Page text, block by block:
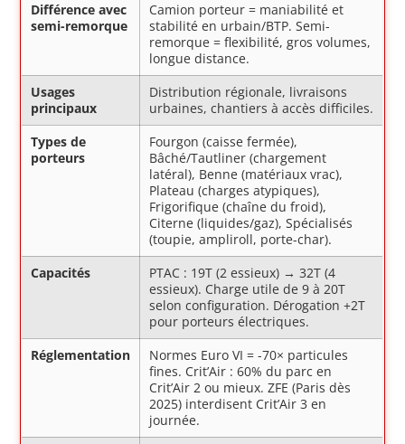
Différence avec
semi-remorque
Camion porteur = maniabilité et
stabilité en urbain/BTP. Semi-
remorque = flexibilité, gros volumes,
longue distance.
Usages
principaux
Distribution régionale, livraisons
urbaines, chantiers à accès difficiles.
Types de
porteurs
Fourgon (caisse fermée),
Bâché/Tautliner (chargement
latéral), Benne (matériaux vrac),
Plateau (charges atypiques),
Frigorifique (chaîne du froid),
Citerne (liquides/gaz), Spécialisés
(toupie, ampliroll, porte-char).
Capacités
PTAC : 19T (2 essieux) → 32T (4
essieux). Charge utile de 9 à 20T
selon configuration. Dérogation +2T
pour porteurs électriques.
Réglementation
Normes Euro VI = -70× particules
fines. Crit’Air : 60% du parc en
Crit’Air 2 ou mieux. ZFE (Paris dès
2025) interdisent Crit’Air 3 en
journée.